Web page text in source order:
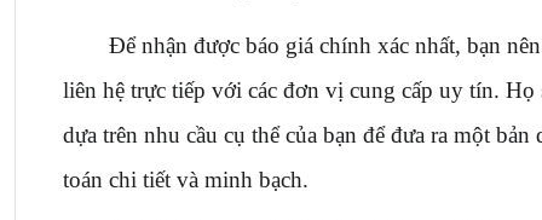
Để nhận được báo giá chính xác nhất, bạn nên
liên hệ trực tiếp với các đơn vị cung cấp uy tín. Họ
dựa trên nhu cầu cụ thể của bạn để đưa ra một bản
toán chi tiết và minh bạch.